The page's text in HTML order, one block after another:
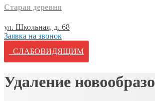
Старая деревня
ул. Школьная, д. 68
Заявка на звонок
СЛАБОВИДЯЩИМ
Удаление